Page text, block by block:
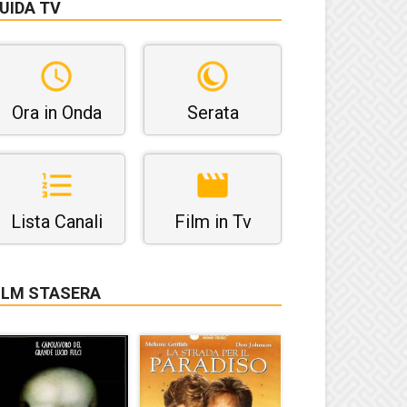
TV
Ora in Onda Serata
Lista Canali Film in Tv
STASERA